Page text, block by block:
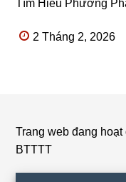
Tìm Hiểu Phương
2 Tháng 2, 2026
Footer
Trang web đang
BTTTT